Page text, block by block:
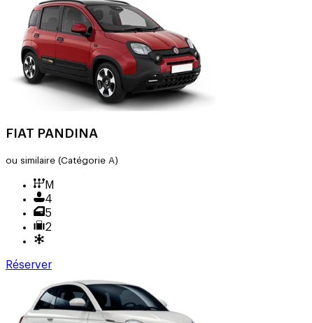
FIAT PANDINA
ou similaire (Catégorie A)
M
4
5
2
Réserver